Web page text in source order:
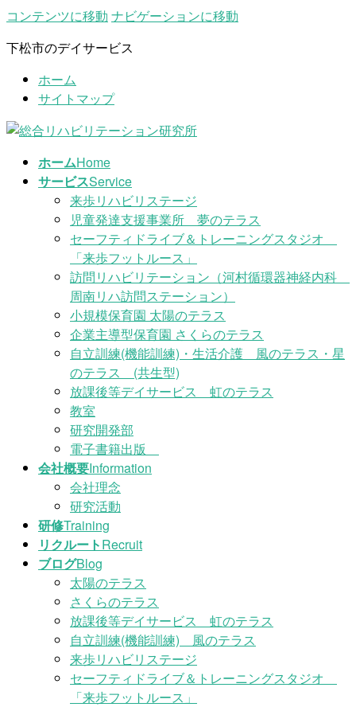
コンテンツに移動 ナビゲーションに移動
下松市のデイサービス
ホーム
サイトマップ
ホームHome
サービスService
来歩リハビリステージ
児童発達支援事業所 夢のテラス
セーフティドライブ＆トレーニングスタジオ
「来歩フットルース」
訪問リハビリテーション（河村循環器神経内科
周南リハ訪問ステーション）
小規模保育園 太陽のテラス
企業主導型保育園 さくらのテラス
自立訓練(機能訓練)・生活介護 風のテラス・星
のテラス (共生型)
放課後等デイサービス 虹のテラス
教室
研究開発部
電子書籍出版
会社概要Information
会社理念
研究活動
研修Training
リクルートRecruit
ブログBlog
太陽のテラス
さくらのテラス
放課後等デイサービス 虹のテラス
自立訓練(機能訓練) 風のテラス
来歩リハビリステージ
セーフティドライブ＆トレーニングスタジオ
「来歩フットルース」